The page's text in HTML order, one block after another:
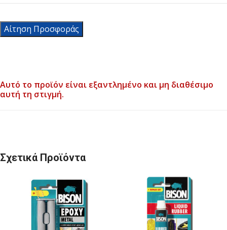
Αίτηση Προσφοράς
Αυτό το προϊόν είναι εξαντλημένο και μη διαθέσιμο
αυτή τη στιγμή.
Σχετικά Προϊόντα